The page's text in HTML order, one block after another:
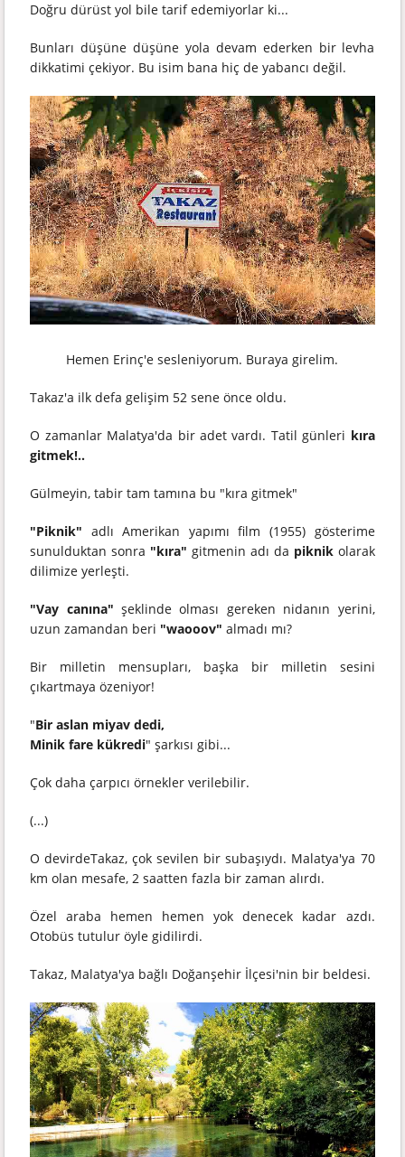
Doğru dürüst yol bile tarif edemiyorlar ki...
Bunları düşüne düşüne yola devam ederken bir levha
dikkatimi çekiyor. Bu isim bana hiç de yabancı değil.
Hemen Erinç'e sesleniyorum. Buraya girelim.
Takaz'a ilk defa gelişim 52 sene önce oldu.
O zamanlar Malatya'da bir adet vardı. Tatil günleri kıra
gitmek!..
Gülmeyin, tabir tam tamına bu "kıra gitmek"
"Piknik" adlı Amerikan yapımı film (1955) gösterime
sunulduktan sonra "kıra" gitmenin adı da piknikolarak
dilimize yerleşti.
"Vay canına" şeklinde olması gereken nidanın yerini,
uzun zamandan beri "waooov"almadı mı?
Bir milletin mensupları, başka bir milletin sesini
çıkartmaya özeniyor!
"Bir aslan miyav dedi,
Minik fare kükredi" şarkısı gibi...
Çok daha çarpıcı örnekler verilebilir.
(...)
O devirdeTakaz, çok sevilen bir subaşıydı. Malatya'ya 70
km olan mesafe, 2 saatten fazla bir zaman alırdı.
Özel araba hemen hemen yok denecek kadar azdı.
Otobüs tutulur öyle gidilirdi.
Takaz, Malatya'ya bağlı Doğanşehir İlçesi'nin bir beldesi.